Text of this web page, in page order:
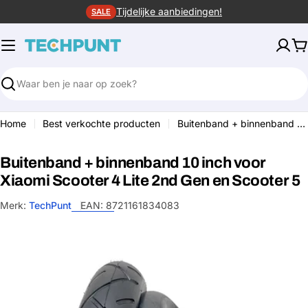
naar
inhoud
SALE Tijdelijke aanbiedingen!
Zoeken
Home Best verkochte producten Buitenband + binnenband 10 inch voor Xiaomi Scooter 4 Lite 2nd Gen en Scooter 5
Buitenband + binnenband 10 inch voor
Xiaomi Scooter 4 Lite 2nd Gen en Scooter 5
Merk: TechPunt EAN: 8721161834083